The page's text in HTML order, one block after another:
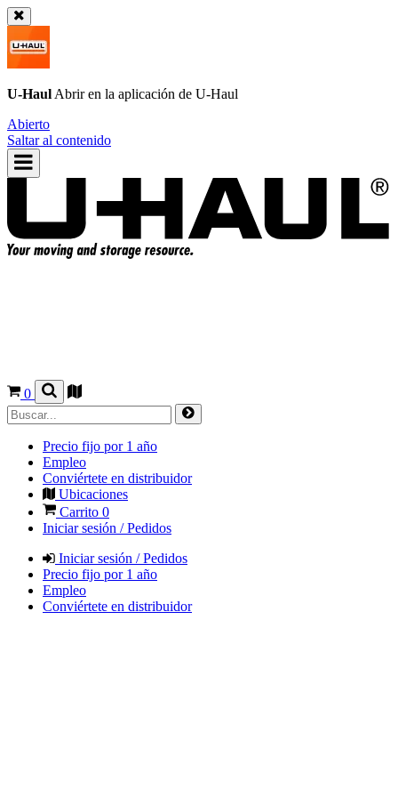
U-Haul Abrir en la aplicación de U-Haul
Abierto
Saltar al contenido
0
Precio fijo por 1 año
Empleo
Conviértete en distribuidor
Ubicaciones
Carrito 0
Iniciar sesión / Pedidos
Iniciar sesión / Pedidos
Precio fijo por 1 año
Empleo
Conviértete en distribuidor